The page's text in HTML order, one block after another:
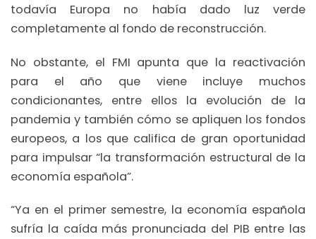
todavía Europa no había dado luz verde
completamente al fondo de reconstrucción.
No obstante, el FMI apunta que la reactivación
para el año que viene incluye muchos
condicionantes, entre ellos la evolución de la
pandemia y también cómo se apliquen los fondos
europeos, a los que califica de gran oportunidad
para impulsar “la transformación estructural de la
economía española”.
“Ya en el primer semestre, la economía española
sufría la caída más pronunciada del PIB entre las